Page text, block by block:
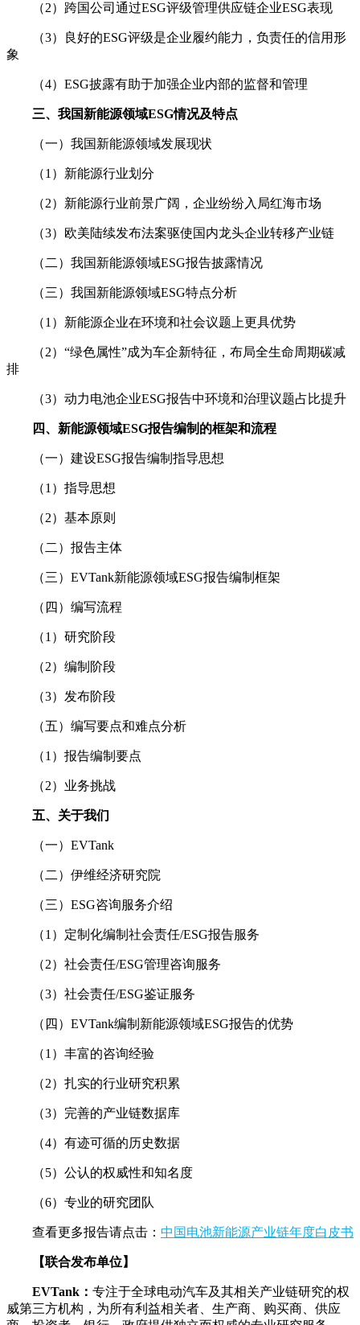
（2）跨国公司通过ESG评级管理供应链企业ESG表现
（3）良好的ESG评级是企业履约能力，负责任的信用形
象
（4）ESG披露有助于加强企业内部的监督和管理
三、我国新能源领域ESG情况及特点
（一）我国新能源领域发展现状
（1）新能源行业划分
（2）新能源行业前景广阔，企业纷纷入局红海市场
（3）欧美陆续发布法案驱使国内龙头企业转移产业链
（二）我国新能源领域ESG报告披露情况
（三）我国新能源领域ESG特点分析
（1）新能源企业在环境和社会议题上更具优势
（2）“绿色属性”成为车企新特征，布局全生命周期碳减
排
（3）动力电池企业ESG报告中环境和治理议题占比提升
四、新能源领域ESG报告编制的框架和流程
（一）建设ESG报告编制指导思想
（1）指导思想
（2）基本原则
（二）报告主体
（三）EVTank新能源领域ESG报告编制框架
（四）编写流程
（1）研究阶段
（2）编制阶段
（3）发布阶段
（五）编写要点和难点分析
（1）报告编制要点
（2）业务挑战
五、关于我们
（一）EVTank
（二）伊维经济研究院
（三）ESG咨询服务介绍
（1）定制化编制社会责任/ESG报告服务
（2）社会责任/ESG管理咨询服务
（3）社会责任/ESG鉴证服务
（四）EVTank编制新能源领域ESG报告的优势
（1）丰富的咨询经验
（2）扎实的行业研究积累
（3）完善的产业链数据库
（4）有迹可循的历史数据
（5）公认的权威性和知名度
（6）专业的研究团队
查看更多报告请点击： 中国电池新能源产业链年度白皮书
【联合发布单位】
EVTank： 专注于全球电动汽车及其相关产业链研究的权
威第三方机构，为所有利益相关者、生产商、购买商、供应